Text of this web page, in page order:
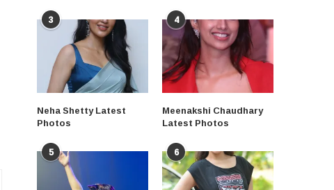
3
Neha Shetty Latest
Photos
4
Meenakshi Chaudhary
Latest Photos
5 6